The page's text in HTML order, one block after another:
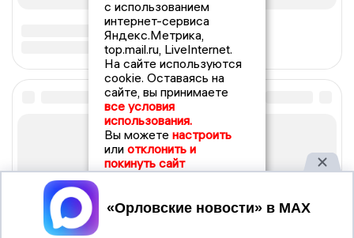
с использованием
интернет-сервиса
Яндекс.Метрика,
top.mail.ru, LiveInternet.
На сайте используются
cookie. Оставаясь на
сайте, вы принимаете
все условия
использования.
Вы можете настроить
или отклонить и
покинуть сайт
Принять